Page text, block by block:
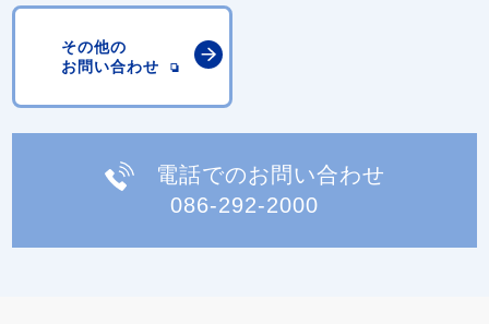
その他の
お問い合わせ
電話でのお問い合わせ
086-292-2000